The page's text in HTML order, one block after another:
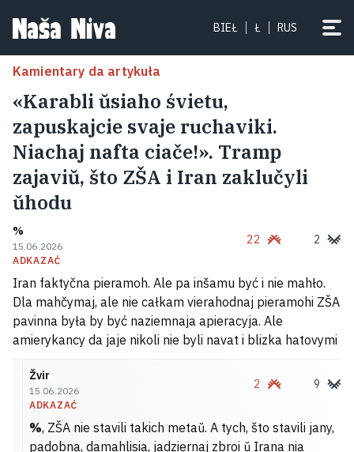
BIEŁ Ł RUS
Kamientary da artykuła
«Karabli ŭsiaho śvietu,
zapuskajcie svaje ruchaviki.
Niachaj nafta ciače!». Tramp
zajaviŭ, što ZŠA i Iran zaklučyli
ŭhodu
%
15.06.2026
ADKAZAĆ
22 2
Iran faktyčna pieramoh. Ale pa inšamu być i nie mahło.
Dla mahčymaj, ale nie całkam vierahodnaj pieramohi ZŠA
pavinna była by być naziemnaja apieracyja. Ale
amierykancy da jaje nikoli nie byli navat i blizka hatovymi
Žvir
15.06.2026
ADKAZAĆ
2 9
%, ZŠA nie stavili takich metaŭ. A tych, što stavili jany,
padobna, damahlisia, jadziernaj zbroi ŭ Irana nia